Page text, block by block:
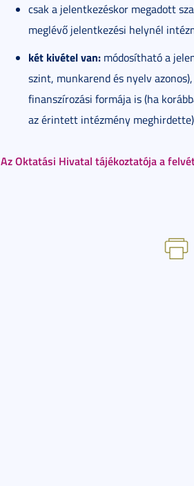
csak a jelentkezéskor megadott
meglévő jelentkezési helynél
két kivétel van: módosítható a
szint, munkarend és nyelv
finanszírozási formája is (ha
az érintett intézmény
Az Oktatási Hivatal tájékoztatója a